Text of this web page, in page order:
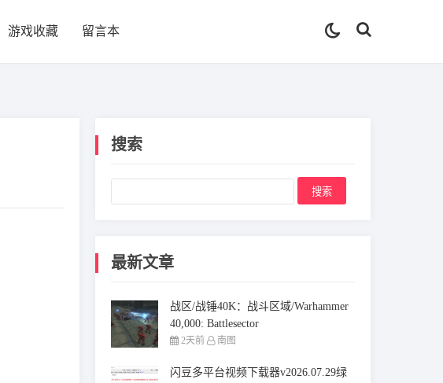
游戏收藏 留言本
搜索
最新文章
战区/战锤40K：战斗区域/Warhammer
40,000: Battlesector
2天前 南图
闪豆多平台视频下载器v2026.07.29绿